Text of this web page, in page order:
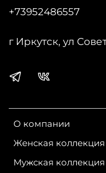
Верхняя ткань:
Подкладка:
Бренд:Bask
О компании
Женская коллекция
Мужская коллекция
+73952486557
г Иркутск, ул